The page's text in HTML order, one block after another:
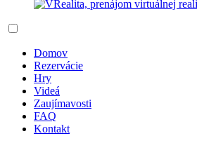
Domov
Rezervácie
Hry
Videá
Zaujímavosti
FAQ
Kontakt